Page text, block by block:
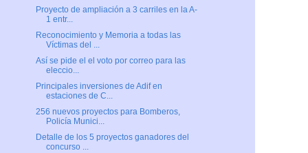
Proyecto de ampliación a 3 carriles en la A-
1 entr...
Reconocimiento y Memoria a todas las
Víctimas del ...
Así se pide el el voto por correo para las
eleccio...
Principales inversiones de Adif en
estaciones de C...
256 nuevos proyectos para Bomberos,
Policía Munici...
Detalle de los 5 proyectos ganadores del
concurso ...